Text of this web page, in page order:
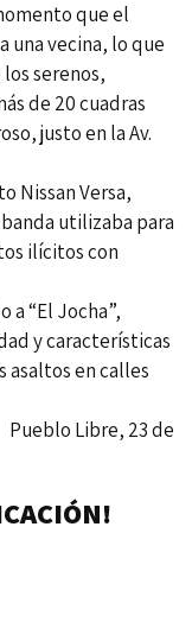
que el
una vecina, lo que
serenos,
de 20 cuadras
justo en la Av.
Nissan Versa,
utilizaba para
ilícitos con
a “El Jocha”,
y características
asaltos en calles
23 de